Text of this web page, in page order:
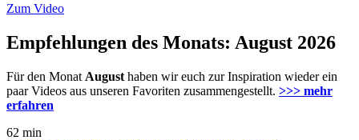
Zum Video
Empfehlungen des Monats: August 2026
Für den Monat August haben wir euch zur Inspiration wieder ein
paar Videos aus unseren Favoriten zusammengestellt. >>> mehr
erfahren
62 min